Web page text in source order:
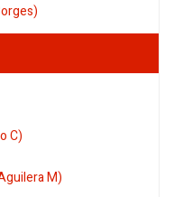
C)
M)